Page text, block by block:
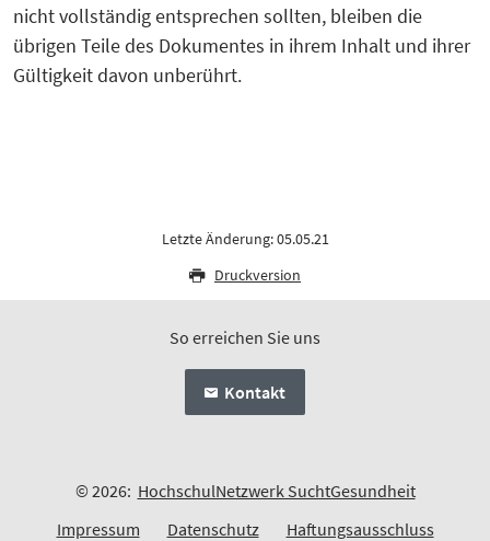
nicht vollständig entsprechen sollten, bleiben die
übrigen Teile des Dokumentes in ihrem Inhalt und ihrer
Gültigkeit davon unberührt.
Letzte Änderung: 05.05.21
Druckversion
So erreichen Sie uns
Kontakt
© 2026: HochschulNetzwerk SuchtGesundheit
Impressum
Datenschutz Haftungsausschluss